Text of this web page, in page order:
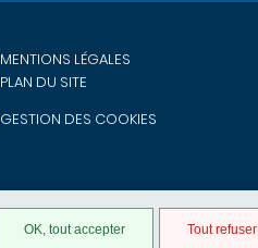
OK, tout accepter Tout refuser
MENTIONS LÉGALES
PLAN DU SITE
GESTION DES COOKIES